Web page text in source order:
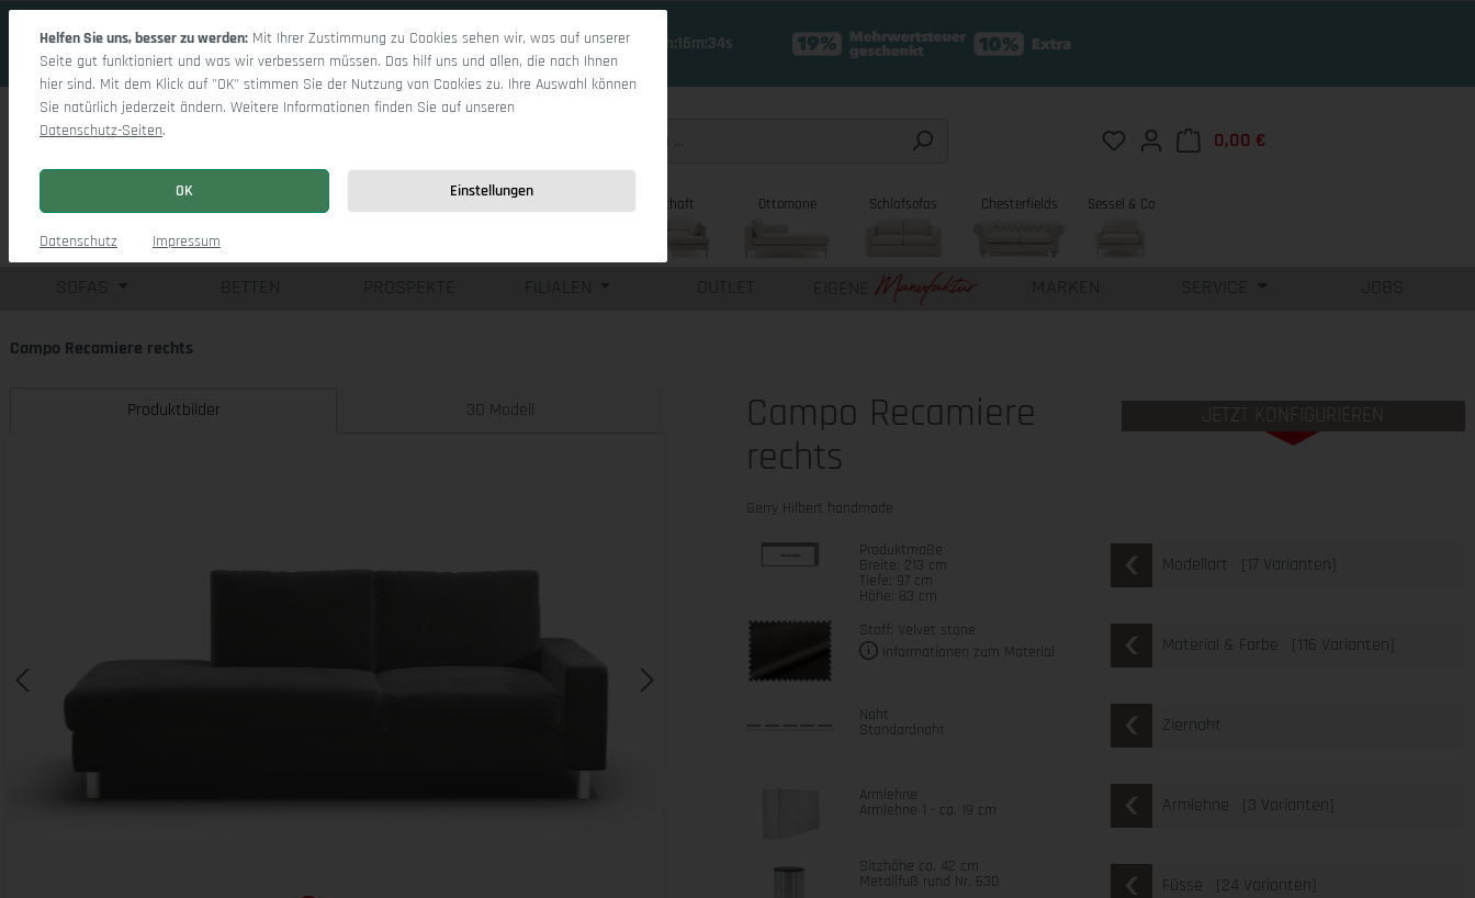
17 Tage 17h:16m:33s
Du hast 0 Produkte auf dem Merkzettel
0,00 €
Wohnlandschaft Ottomane Schlafsofas Chesterfields Sessel & Co
BETTEN PROSPEKTE FILIALEN OUTLET EIGENE MARKEN SERVICE JOBS
Campo Recamiere rechts
Produktbilder
3D Modell
Campo Recamiere
rechts
Gerry Hilbert handmade
JETZT KONFIGURIEREN
Produktmaße
Breite: 213 cm
Tiefe: 97 cm
Höhe: 83 cm
Modellart [17 Varianten]
Stoff: Velvet stone
Informationen zum Material
Material & Farbe [116 Varianten]
Naht
Standardnaht Ziernaht
Armlehne
Armlehne 1 - ca. 19 cm Armlehne [3 Varianten]
Sitzhöhe ca. 42 cm
Metallfuß rund Nr. 630 Füsse [24 Varianten]
Helfen Sie uns, besser zu werden: Mit Ihrer Zustimmung zu Cookies sehen wir, was auf unserer
Seite gut funktioniert und was wir verbessern müssen. Das hilf uns und allen, die nach Ihnen
hier sind. Mit dem Klick auf "OK" stimmen Sie der Nutzung von Cookies zu. Ihre Auswahl können
Sie natürlich jederzeit ändern. Weitere Informationen finden Sie auf unseren
Datenschutz-Seiten.
OK Einstellungen
Datenschutz Impressum